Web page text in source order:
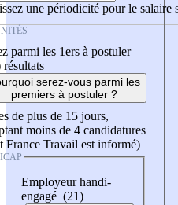
une périodicité pour le salaire
parmi les 1ers à postuler
résultats
serez-vous parmi les
premiers à postuler ?
de plus de 15 jours,
moins de 4 candidatures
France Travail est informé)
Employeur handi-
engagé (21)